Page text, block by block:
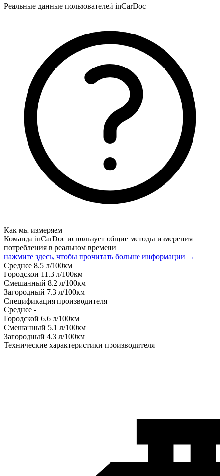
Реальные данные пользователей inCarDoc
Как мы измеряем
Команда inCarDoc использует общие методы измерения
потребления в реальном времени
нажмите здесь, чтобы прочитать больше информации →
Среднее 8.5 л/100км
Городской 11.3 л/100км
Смешанный 8.2 л/100км
Загородный 7.3 л/100км
Спецификация производителя
Среднее -
Городской 6.6 л/100км
Смешанный 5.1 л/100км
Загородный 4.3 л/100км
Технические характеристики производителя